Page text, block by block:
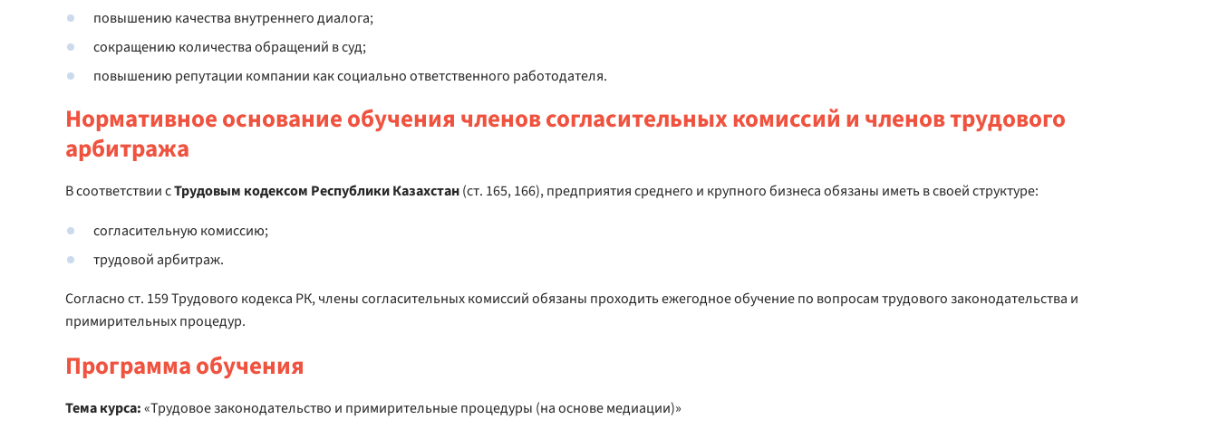
повышению качества внутреннего диалога;
сокращению количества обращений в суд;
повышению репутации компании как социально ответственного работодателя.
Нормативное основание обучения членов согласительных комиссий и членов трудового
арбитража
В соответствии сТрудовым кодексом Республики Казахстан(ст. 165, 166), предприятия среднего и крупного бизнеса обязаны иметь в своей структуре:
согласительную комиссию;
трудовой арбитраж.
Согласно ст. 159 Трудового кодекса РК, члены согласительных комиссий обязаны проходить ежегодное обучение по вопросам трудового законодательства и
примирительных процедур.
Программа обучения
Тема курса:«Трудовое законодательство и примирительные процедуры (на основе медиации)»